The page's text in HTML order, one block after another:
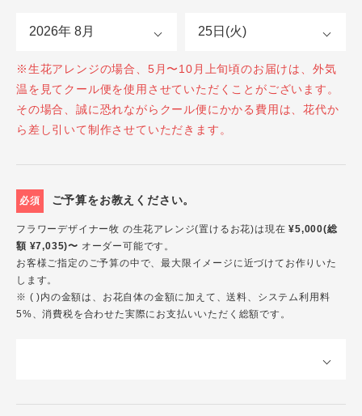
※生花アレンジの場合、5月〜10月上旬頃のお届けは、外気
温を見てクール便を使用させていただくことがございます。
その場合、誠に恐れながらクール便にかかる費用は、花代か
ら差し引いて制作させていただきます。
必須 ご予算をお教えください。
フラワーデザイナー牧 の生花アレンジ(置けるお花)は現在¥5,000(総
額 ¥7,035)〜 オーダー可能です。
お客様ご指定のご予算の中で、最大限イメージに近づけてお作りいた
します。
※ ( )内の金額は、お花自体の金額に加えて、送料、システム利用料
5%、消費税を合わせた実際にお支払いいただく総額です。